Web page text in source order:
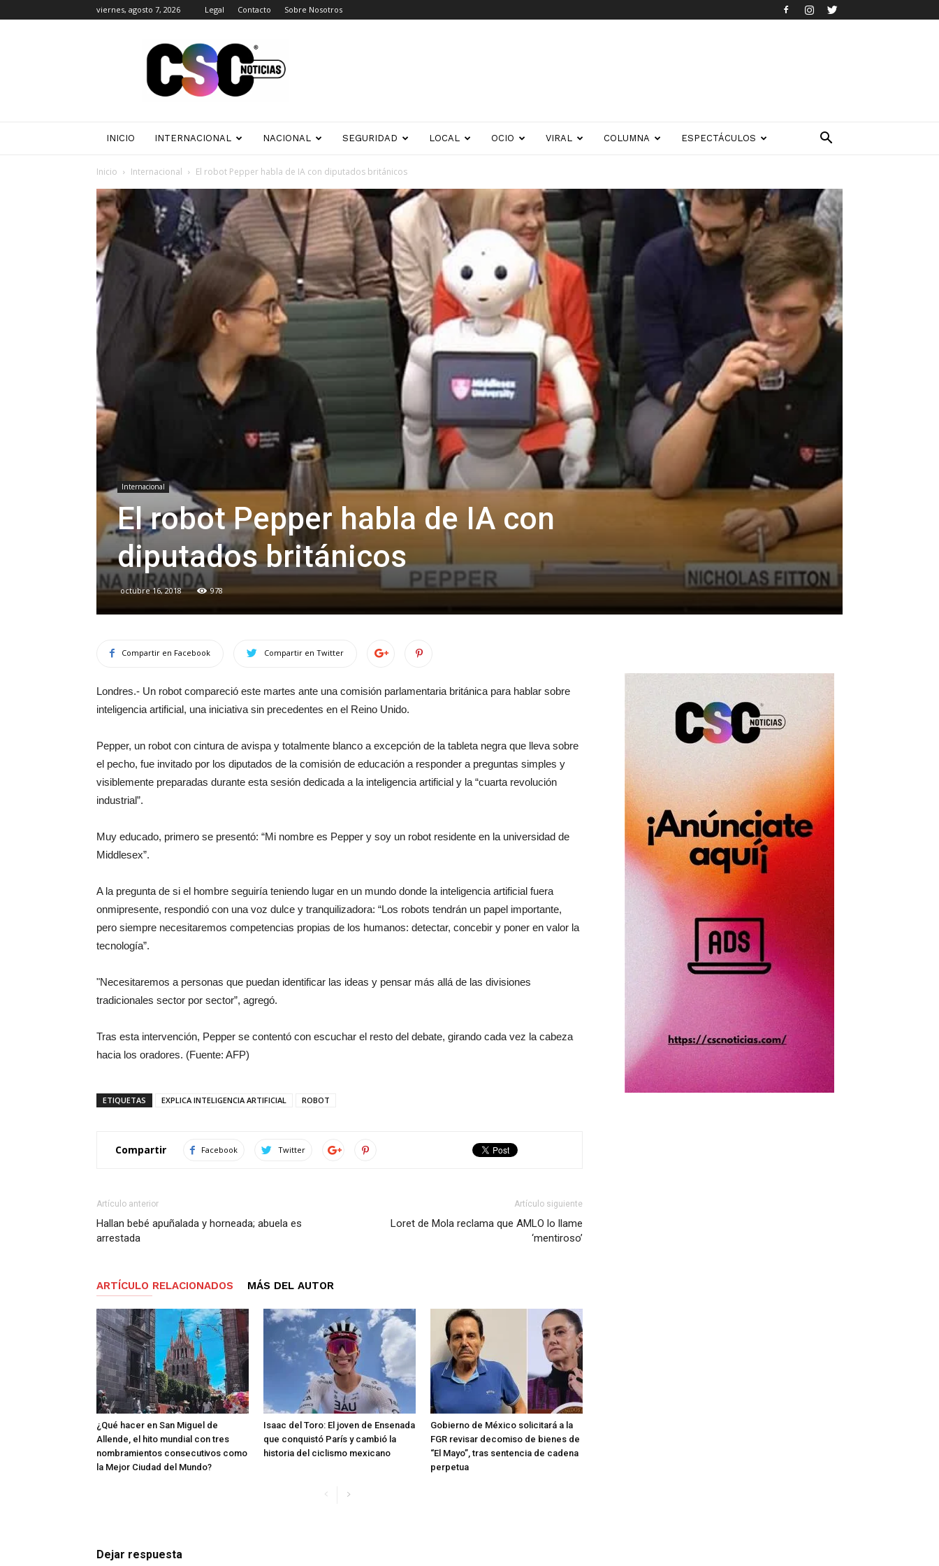
viernes, agosto 7, 2026 Legal Contacto Sobre Nosotros
Noticias
INICIO INTERNACIONAL NACIONAL SEGURIDAD LOCAL OCIO VIRAL COLUMNA ESPECTÁCULOS
Inicio Internacional El robot Pepper habla de IA con diputados británicos
Internacional
El robot Pepper habla de IA con
diputados británicos
octubre 16, 2018 978
Compartir en Facebook Compartir en Twitter
Londres.- Un robot compareció este martes ante una comisión parlamentaria británica para hablar sobre
inteligencia artificial, una iniciativa sin precedentes en el Reino Unido.
Pepper, un robot con cintura de avispa y totalmente blanco a excepción de la tableta negra que lleva sobre
el pecho, fue invitado por los diputados de la comisión de educación a responder a preguntas simples y
visiblemente preparadas durante esta sesión dedicada a la inteligencia artificial y la “cuarta revolución
industrial”.
Muy educado, primero se presentó: “Mi nombre es Pepper y soy un robot residente en la universidad de
Middlesex”.
A la pregunta de si el hombre seguiría teniendo lugar en un mundo donde la inteligencia artificial fuera
onmipresente, respondió con una voz dulce y tranquilizadora: “Los robots tendrán un papel importante,
pero siempre necesitaremos competencias propias de los humanos: detectar, concebir y poner en valor la
tecnología”.
"Necesitaremos a personas que puedan identificar las ideas y pensar más allá de las divisiones
tradicionales sector por sector”, agregó.
Tras esta intervención, Pepper se contentó con escuchar el resto del debate, girando cada vez la cabeza
hacia los oradores. (Fuente: AFP)
ETIQUETAS EXPLICA INTELIGENCIA ARTIFICIAL ROBOT
Compartir Facebook Twitter
Artículo anterior
Hallan bebé apuñalada y horneada; abuela es
arrestada
Artículo siguiente
Loret de Mola reclama que AMLO lo llame
‘mentiroso’
ARTÍCULO RELACIONADOS MÁS DEL AUTOR
¿Qué hacer en San Miguel de
Allende, el hito mundial con tres
nombramientos consecutivos como
la Mejor Ciudad del Mundo?
Isaac del Toro: El joven de Ensenada
que conquistó París y cambió la
historia del ciclismo mexicano
Gobierno de México solicitará a la
FGR revisar decomiso de bienes de
“El Mayo”, tras sentencia de cadena
perpetua
Dejar respuesta